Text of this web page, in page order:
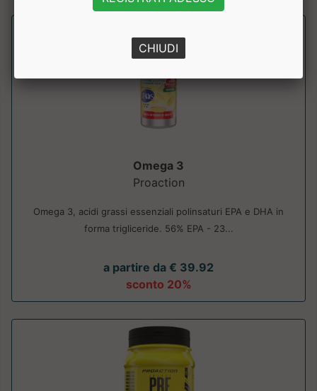
Omega 3
Proaction
Omega 3, acidi grassi essenziali polinsaturi EPA e DHA in
forma trigliceride. 56% EPA - 23...
a partire da € 39.92
sconto 20%
CHIUDI